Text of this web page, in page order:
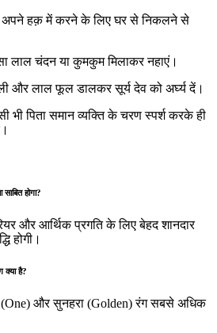
अपने हक़ में करने के लिए घर से निकलने से
लाल चंदन या कुमकुम मिलाकर नहाएं।
और लाल फूल डालकर सूर्य देव को अर्घ्य दें।
भी पिता समान व्यक्ति के चरण स्पर्श करके ही
होगा?
और आर्थिक प्रगति के लिए बेहद शानदार
होगी।
है?
और सुनहरा (Golden) रंग सबसे अधिक